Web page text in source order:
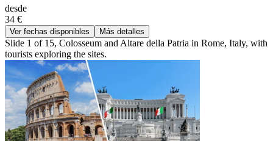
desde
34 €
Ver fechas disponibles Más detalles
Slide 1 of 15, Colosseum and Altare della Patria in Rome, Italy, with
tourists exploring the sites.